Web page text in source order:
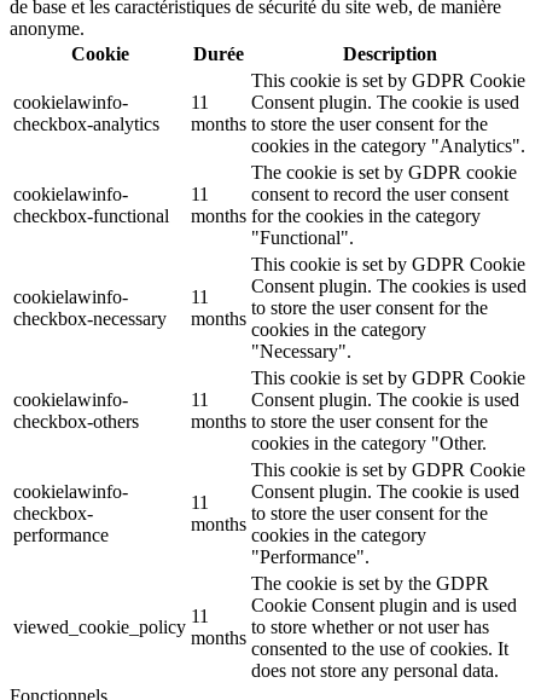
de base et les caractéristiques de sécurité du site web, de manière
anonyme.
Cookie
Durée Description
cookielawinfo-
checkbox-analytics
11
months
This cookie is set by GDPR Cookie
Consent plugin. The cookie is used
to store the user consent for the
cookies in the category "Analytics".
cookielawinfo-
checkbox-functional
11
months
The cookie is set by GDPR cookie
consent to record the user consent
for the cookies in the category
"Functional".
cookielawinfo-
checkbox-necessary
11
months
This cookie is set by GDPR Cookie
Consent plugin. The cookies is used
to store the user consent for the
cookies in the category
"Necessary".
cookielawinfo-
checkbox-others
11
months
This cookie is set by GDPR Cookie
Consent plugin. The cookie is used
to store the user consent for the
cookies in the category "Other.
cookielawinfo-
checkbox-
performance
11
months
This cookie is set by GDPR Cookie
Consent plugin. The cookie is used
to store the user consent for the
cookies in the category
"Performance".
viewed_cookie_policy
11
months
The cookie is set by the GDPR
Cookie Consent plugin and is used
to store whether or not user has
consented to the use of cookies. It
does not store any personal data.
Fonctionnels